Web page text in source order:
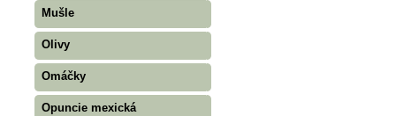
Mušle
Olivy
Omáčky
Opuncie mexická